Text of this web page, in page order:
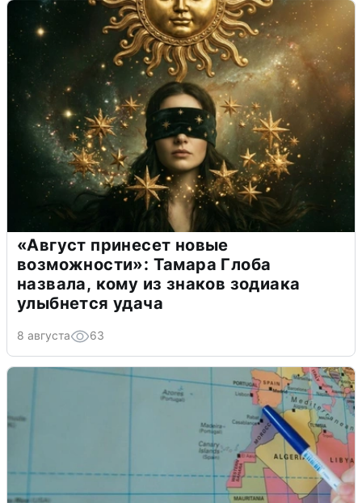
«Август принесет новые
возможности»: Тамара Глоба
назвала, кому из знаков зодиака
улыбнется удача
8 августа 63